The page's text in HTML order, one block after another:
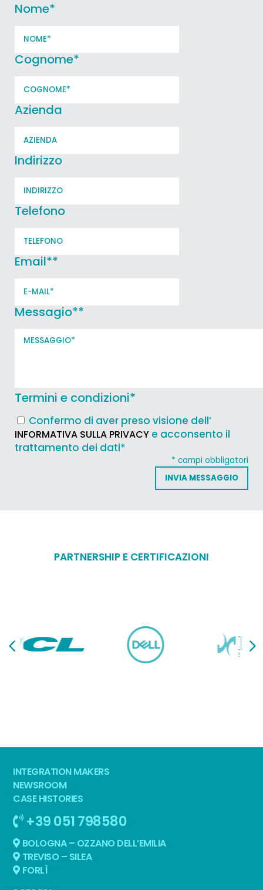
Nome*
Cognome*
Azienda
Indirizzo
Telefono
Email**
Messagio**
Termini e condizioni*
Confermo di aver preso visione dell’
INFORMATIVA SULLA PRIVACY e acconsento il
trattamento dei dati*
* campi obbligatori
PARTNERSHIP E CERTIFICAZIONI
INTEGRATION MAKERS
NEWSROOM
CASE HISTORIES
+39 051 798580
BOLOGNA – OZZANO DELL’EMILIA
TREVISO – SILEA
FORLÌ